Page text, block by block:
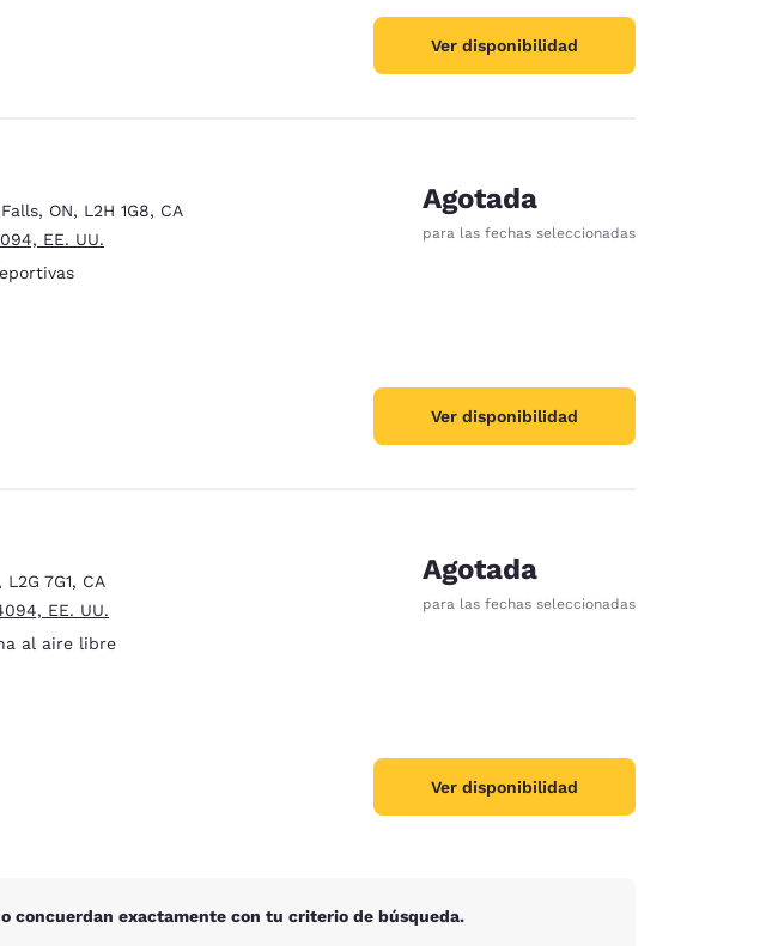
Ver disponibilidad
, ON, L2H 1G8, CA
EE. UU.
reseñas
Agotada
para las fechas seleccionadas
Ver disponibilidad
, L2G 7G1, CA
EE. UU.
al aire libre
reseñas
Agotada
para las fechas seleccionadas
Ver disponibilidad
concuerdan exactamente con tu criterio de búsqueda.